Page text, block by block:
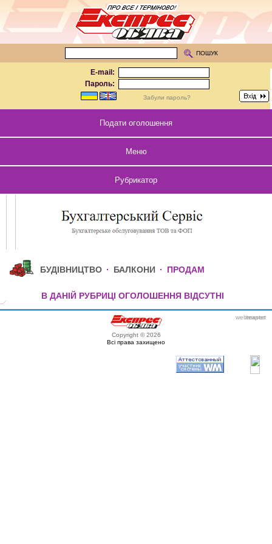
E-mail:
Пароль:
Забули пароль?
ПОШУК
Подати оголошення
Меню
Рубрикатор
БУДІВНИЦТВО · БАЛКОНИ · ПРОДАМ
В ДАНІЙ РУБРИЦІ ОГОЛОШЕННЯ ВІДСУТНІ
Copyright © 2026
Всі права захищено
webmaster
itexpert